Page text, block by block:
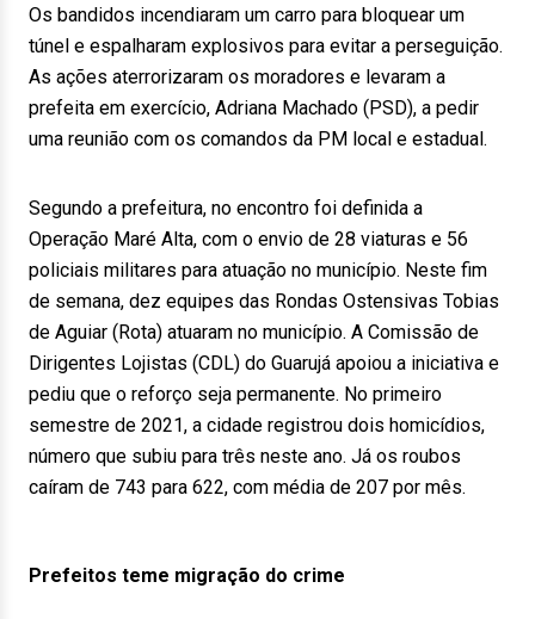
Os bandidos incendiaram um carro para bloquear um
túnel e espalharam explosivos para evitar a perseguição.
As ações aterrorizaram os moradores e levaram a
prefeita em exercício, Adriana Machado (PSD), a pedir
uma reunião com os comandos da PM local e estadual.
Segundo a prefeitura, no encontro foi definida a
Operação Maré Alta, com o envio de 28 viaturas e 56
policiais militares para atuação no município. Neste fim
de semana, dez equipes das Rondas Ostensivas Tobias
de Aguiar (Rota) atuaram no município. A Comissão de
Dirigentes Lojistas (CDL) do Guarujá apoiou a iniciativa e
pediu que o reforço seja permanente. No primeiro
semestre de 2021, a cidade registrou dois homicídios,
número que subiu para três neste ano. Já os roubos
caíram de 743 para 622, com média de 207 por mês.
Prefeitos teme migração do crime